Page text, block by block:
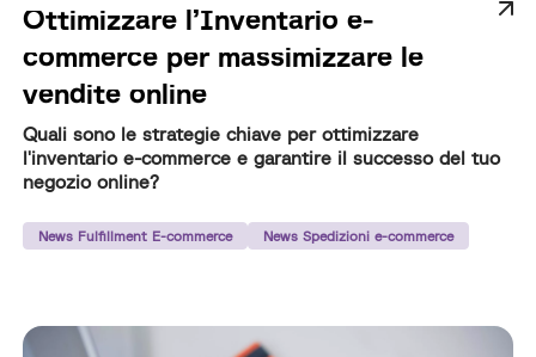
Ottimizzare l’Inventario e-
commerce per massimizzare le
vendite online
Quali sono le strategie chiave per ottimizzare
l'inventario e-commerce e garantire il successo del tuo
negozio online?
News Fulfillment E-commerce News Spedizioni e-commerce